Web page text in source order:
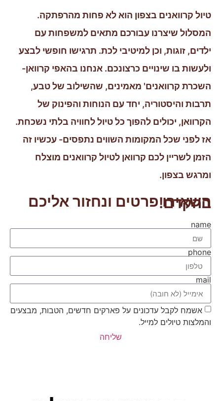
טיול קרוואנים בצפון הוא לא פחות מהרפתקה.
המסלול שיצרנו עבורכם מתאים למשפחות עם
ילדים, זוגות, וכן למיטיבי לכת. תרגישו חופשי לבצע
ולעשות בו שינויים כרצונכם. אנחנו בהאפי קרוואן-
השכרת קרוואנים' מאמינים, שהשילוב של טבע,
תרבות והיסטוריה, יחד עם הנוחות והפינוק של
הקרוואן, יכולים להפוך כל טיול לחוויה בלתי נשכחת.
אז לפני שכל המקומות השווים נתפסים- עכשיו זה
הזמן לשריין לכם קרוואן לטיול קרוואנים מוצלח
ומרגש בצפון.
השאירו פרטים ונחזור אליכם
בהקדם!
name
phone
mail
אשמח לקבל עדכונים על פארקים חדשים, הטבות, מבצעים
והמלצות טיולים למייל.
שליחה